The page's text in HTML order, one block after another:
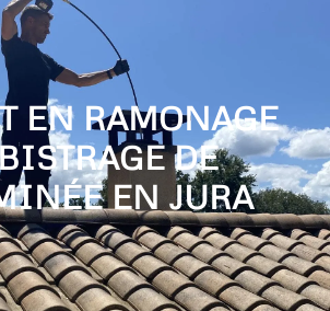
EN RAMONAGE
DE
EN JURA